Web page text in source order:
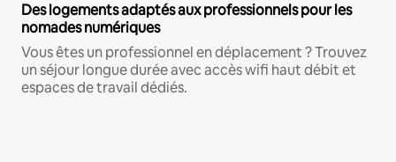
Des logements adaptés aux professionnels pour les
nomades numériques
Vous êtes un professionnel en déplacement ? Trouvez
un séjour longue durée avec accès wifi haut débit et
espaces de travail dédiés.